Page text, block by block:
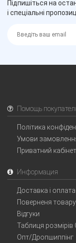
Підпишіться на
і спеціальні
Помощь
Політика
Умови
Приватний кабінет
Информация
Доставка і оплата
Поверненя товару
Відгуки
Таблиця розмірів
Опт/Дропшиппінг